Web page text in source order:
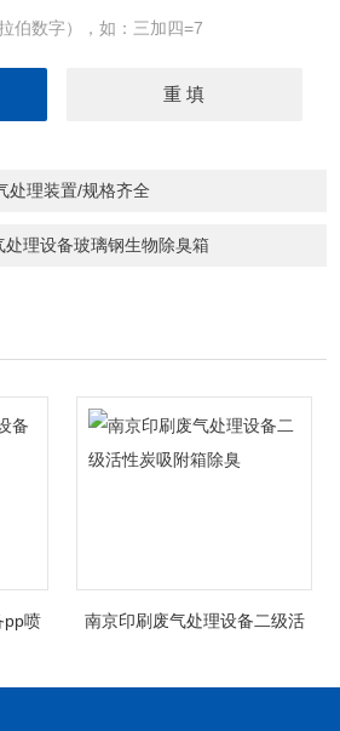
伯数字），如：三加四=7
处理装置/规格齐全
处理设备玻璃钢生物除臭箱
pp喷
南京印刷废气处理设备二级活